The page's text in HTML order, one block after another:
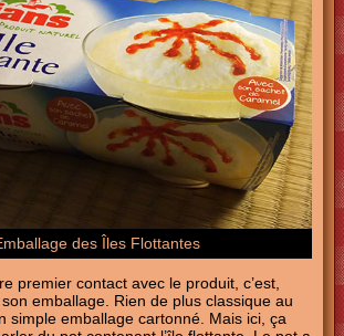
des Îles Flottantes
premier contact avec le produit, c’est,
emballage. Rien de plus classique au
simple emballage cartonné. Mais ici, ça